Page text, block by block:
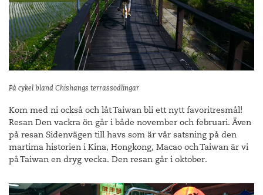
På cykel bland Chishangs terrassodlingar
Kom med ni också och låt Taiwan bli ett nytt favoritresmål!
Resan Den vackra ön går i både november och februari. Även
på resan Sidenvägen till havs som är vår satsning på den
martima historien i Kina, Hongkong, Macao och Taiwan är vi
på Taiwan en dryg vecka. Den resan går i oktober.